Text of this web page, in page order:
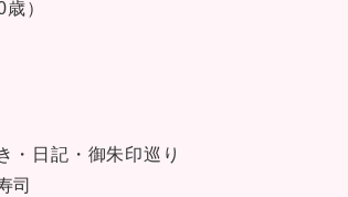
）
・日記・御朱印巡り
司